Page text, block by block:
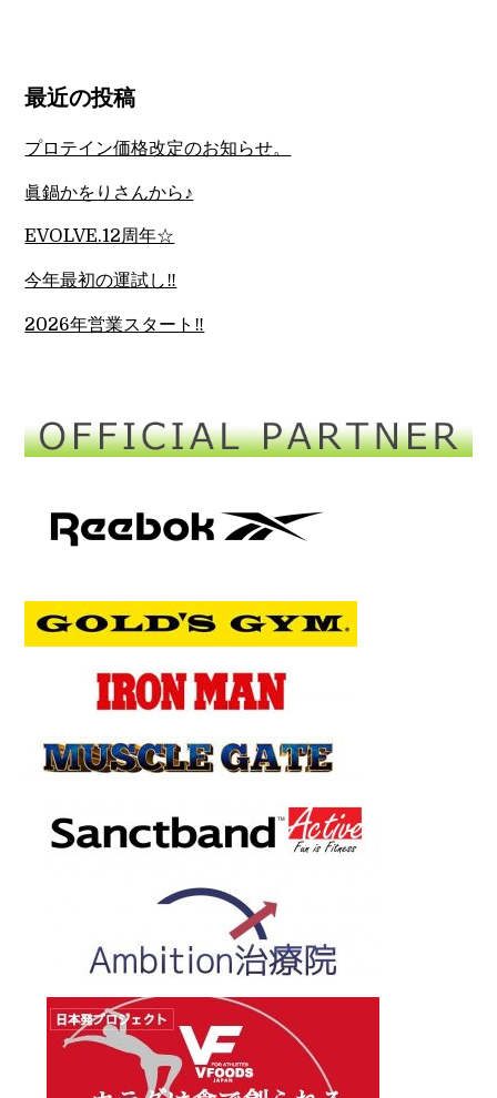
最近の投稿
プロテイン価格改定のお知らせ。
眞鍋かをりさんから♪
EVOLVE.12周年☆
今年最初の運試し‼︎
2026年営業スタート‼︎